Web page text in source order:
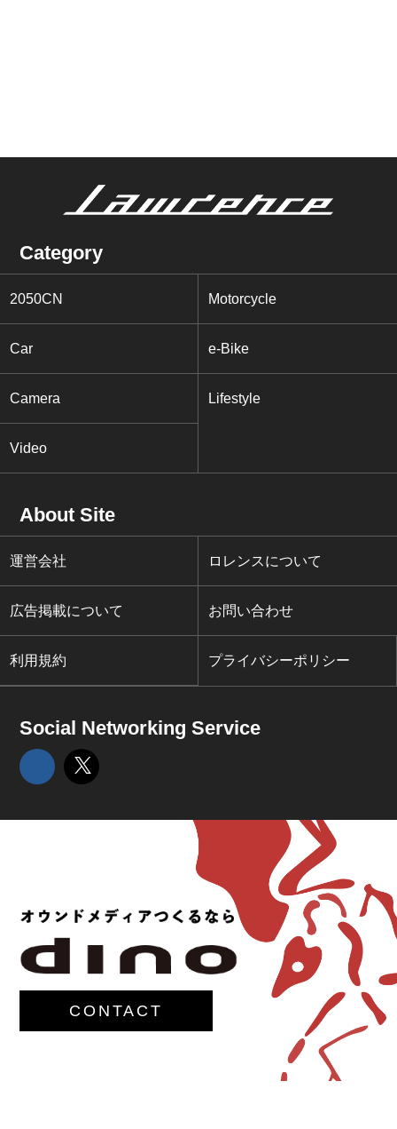
Category
2050CN Motorcycle
Car e-Bike
Camera Lifestyle
Video
About Site
運営会社 ロレンスについて
広告掲載について お問い合わせ
利用規約 プライバシーポリシー
Social Networking Service
CONTACT